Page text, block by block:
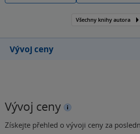
Všechny knihy autora
Vývoj ceny
Vývoj ceny
Získejte přehled o vývoji ceny za